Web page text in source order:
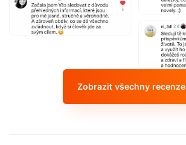
Zobrazit všechny recenze